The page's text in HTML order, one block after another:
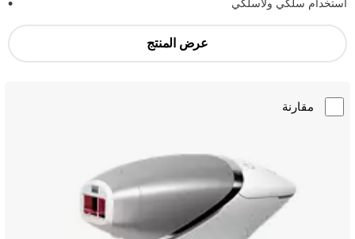
استخدام سلكي ولاسلكي
عرض المنتج
مقارنة